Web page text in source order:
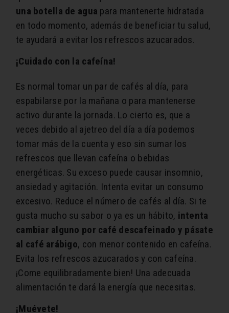
una botella de agua para mantenerte hidratada
en todo momento, además de beneficiar tu salud,
te ayudará a evitar los refrescos azucarados.
¡Cuidado con la cafeína!
Es normal tomar un par de cafés al día, para
espabilarse por la mañana o para mantenerse
activo durante la jornada. Lo cierto es, que a
veces debido al ajetreo del día a día podemos
tomar más de la cuenta y eso sin sumar los
refrescos que llevan cafeína o bebidas
energéticas. Su exceso puede causar insomnio,
ansiedad y agitación. Intenta evitar un consumo
excesivo. Reduce el número de cafés al día. Si te
gusta mucho su sabor o ya es un hábito, intenta
cambiar alguno por café descafeinado y pásate
al café arábigo, con menor contenido en cafeína.
Evita los refrescos azucarados y con cafeína.
¡Come equilibradamente bien! Una adecuada
alimentación te dará la energía que necesitas.
¡Muévete!